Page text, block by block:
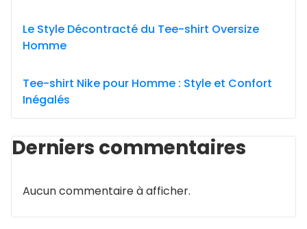
Le Style Décontracté du Tee-shirt Oversize
Homme
Tee-shirt Nike pour Homme : Style et Confort
Inégalés
Derniers commentaires
Aucun commentaire à afficher.